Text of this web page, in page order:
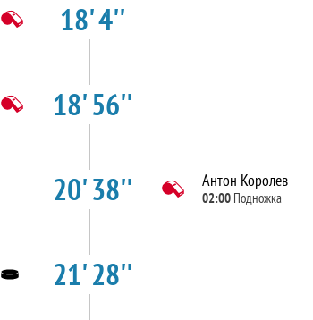
18' 4''
18' 56''
20' 38'' Антон Королев
02:00 Подножка
21' 28''